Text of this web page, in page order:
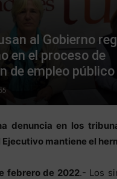
al Gobierno
en el proceso de
de empleo público
denuncia en los
Ejecutivo mantiene el
febrero de 2022.- Los